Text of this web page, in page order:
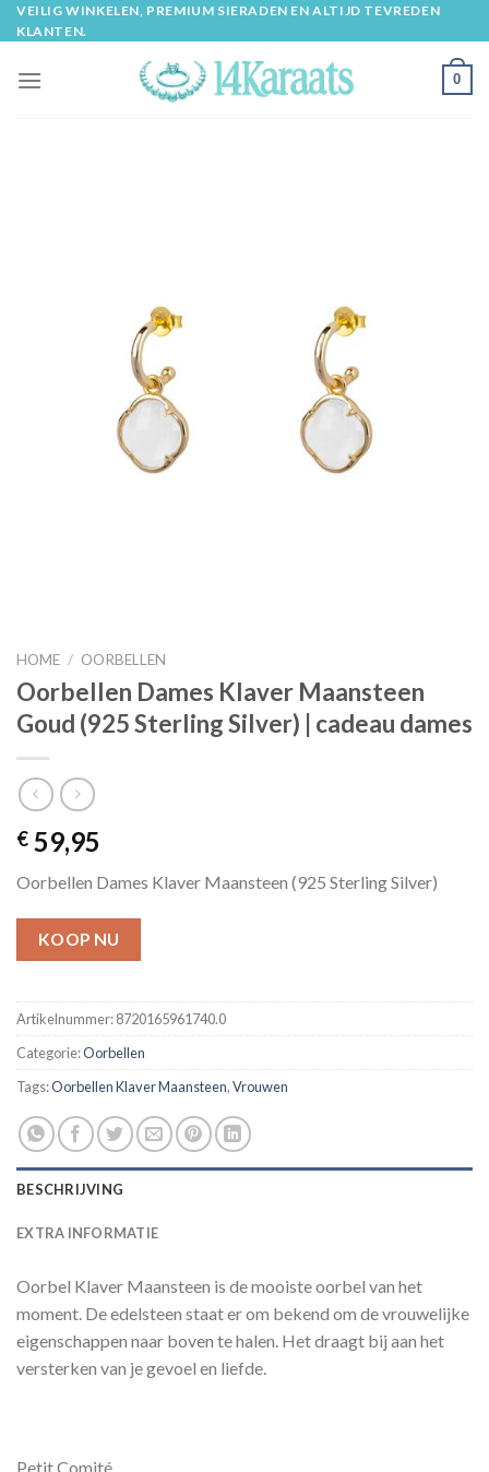
Skip
to
VEILIG WINKELEN, PREMIUM SIERADEN EN ALTIJD TEVREDEN
KLANTEN.
0
HOME / OORBELLEN
Oorbellen Dames Klaver Maansteen
Goud (925 Sterling Silver) | cadeau dames
€ 59,95
Oorbellen Dames Klaver Maansteen (925 Sterling Silver)
KOOP NU
Artikelnummer:8720165961740.0
Categorie:Oorbellen
Tags:Oorbellen Klaver Maansteen,Vrouwen
BESCHRIJVING
EXTRA INFORMATIE
Oorbel Klaver Maansteen is de mooiste oorbel van het
moment. De edelsteen staat er om bekend om de vrouwelijke
eigenschappen naar boven te halen. Het draagt bij aan het
versterken van je gevoel en liefde.
Petit Comité